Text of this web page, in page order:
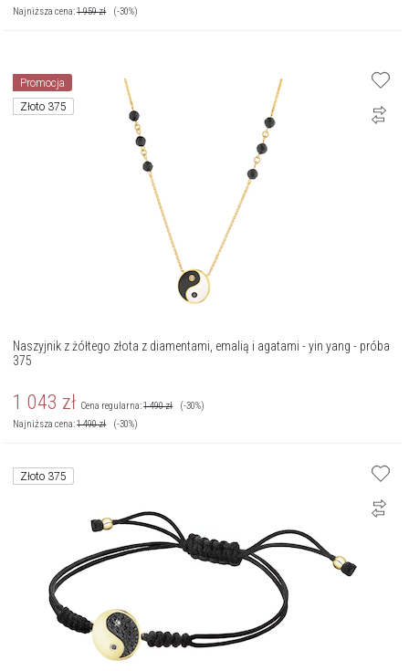
Najniższa cena:1 959zł (-30%)
Promocja
Złoto 375
Naszyjnik z żółtego złota z diamentami, emalią i agatami - yin yang - próba
375
1 043 zł Cena regularna:1 490zł
(-30%)
Najniższa cena:1 490zł (-30%)
Złoto 375